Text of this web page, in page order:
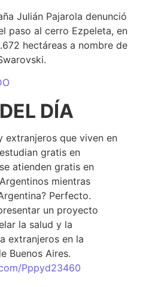
Julián Pajarola denunció
paso al cerro Ezpeleta, en
hectáreas a nombre de
DÍA
extranjeros que viven en
gratis en
atienden gratis en
mientras
Perfecto.
un proyecto
la salud y la
extranjeros en la
Buenos Aires.
Pppyd23460